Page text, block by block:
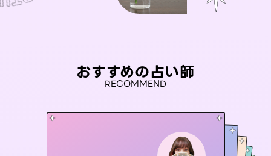
おすすめの占い師
RECOMMEND